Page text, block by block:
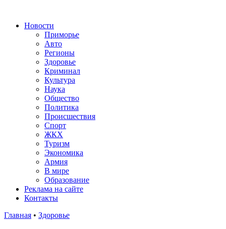
Новости
Приморье
Авто
Регионы
Здоровье
Криминал
Культура
Наука
Общество
Политика
Происшествия
Спорт
ЖКХ
Туризм
Экономика
Армия
В мире
Образование
Реклама на сайте
Контакты
Главная • Здоровье